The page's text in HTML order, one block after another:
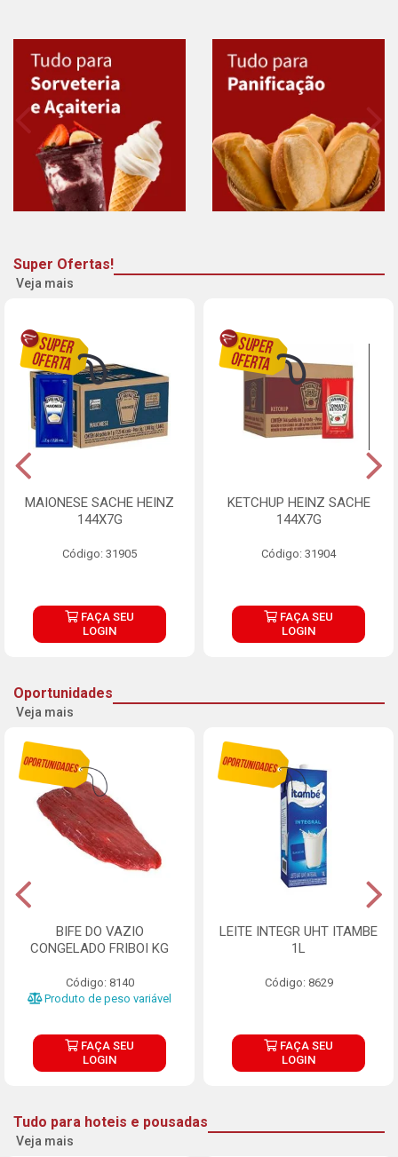
Super Ofertas!
Veja mais
MAIONESE SACHE HEINZ
144X7G
Código: 31905
FAÇA SEU
LOGIN
KETCHUP HEINZ SACHE
144X7G
Código: 31904
FAÇA SEU
LOGIN
Oportunidades
Veja mais
BIFE DO VAZIO
CONGELADO FRIBOI KG
Código: 8140
Produto de peso variável
FAÇA SEU
LOGIN
LEITE INTEGR UHT ITAMBE
1L
Código: 8629
FAÇA SEU
LOGIN
Tudo para hoteis e pousadas
Veja mais